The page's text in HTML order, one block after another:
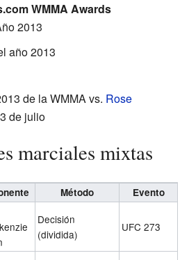
WMMA Awards
2013
año 2013
de la WMMAvs. Rose
de julio
marciales mixtas
Método Evento
Decisión
(dividida)
UFC 273